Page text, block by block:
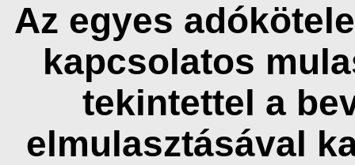
Az egyes
kapcsolatos
tekintettel a
elmulasztásával